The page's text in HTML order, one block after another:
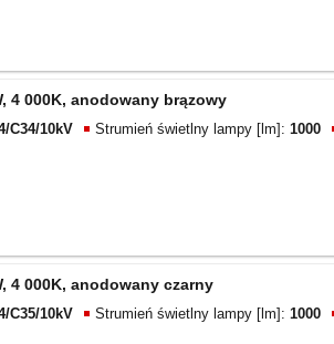
4 000K, anodowany brązowy
C34/10kV Strumień świetlny lampy [lm]: 1000
4 000K, anodowany czarny
C35/10kV Strumień świetlny lampy [lm]: 1000